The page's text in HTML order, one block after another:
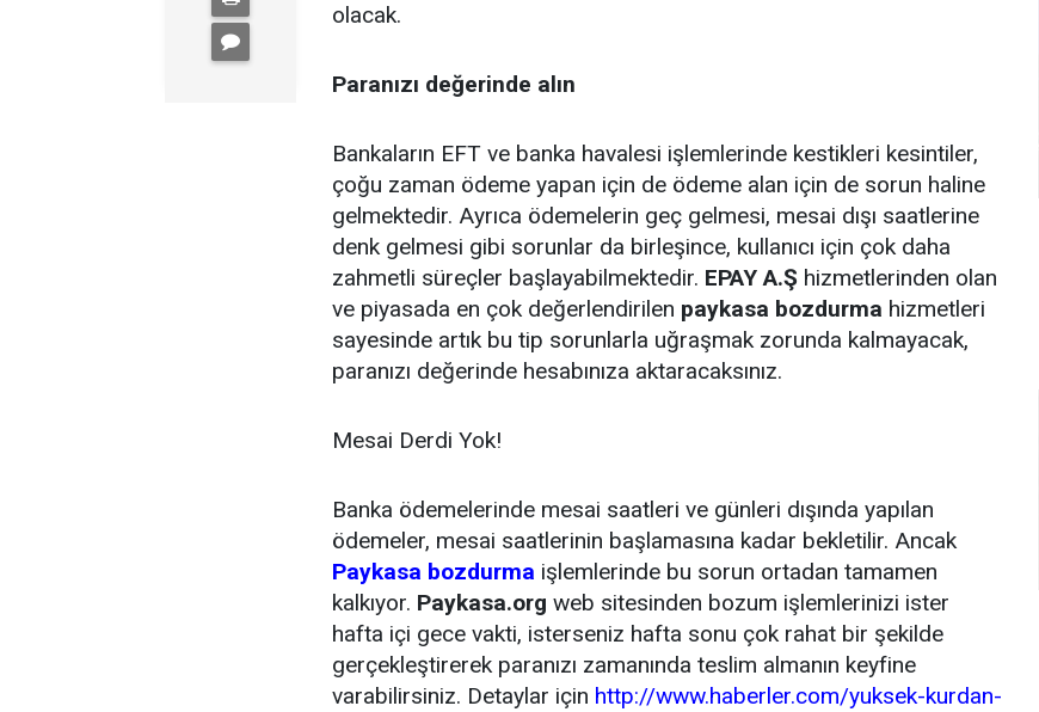
olacak.
Paranızı değerinde alın
Bankaların EFT ve banka havalesi işlemlerinde kestikleri kesintiler,
çoğu zaman ödeme yapan için de ödeme alan için de sorun haline
gelmektedir. Ayrıca ödemelerin geç gelmesi, mesai dışı saatlerine
denk gelmesi gibi sorunlar da birleşince, kullanıcı için çok daha
zahmetli süreçler başlayabilmektedir. EPAY A.Ş hizmetlerinden olan
ve piyasada en çok değerlendirilen paykasa bozdurma hizmetleri
sayesinde artık bu tip sorunlarla uğraşmak zorunda kalmayacak,
paranızı değerinde hesabınıza aktaracaksınız.
Mesai Derdi Yok!
Banka ödemelerinde mesai saatleri ve günleri dışında yapılan
ödemeler, mesai saatlerinin başlamasına kadar bekletilir. Ancak
Paykasa bozdurma işlemlerinde bu sorun ortadan tamamen
kalkıyor. Paykasa.org web sitesinden bozum işlemlerinizi ister
hafta içi gece vakti, isterseniz hafta sonu çok rahat bir şekilde
gerçekleştirerek paranızı zamanında teslim almanın keyfine
varabilirsiniz. Detaylar için http://www.haberler.com/yuksek-kurdan-